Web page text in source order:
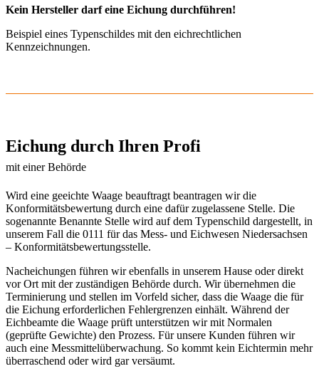
Kein Hersteller darf eine Eichung durchführen!
Beispiel eines Typenschildes mit den eichrechtlichen
Kennzeichnungen.
Eichung durch Ihren Profi
mit einer Behörde
Wird eine geeichte Waage beauftragt beantragen wir die
Konformitätsbewertung durch eine dafür zugelassene Stelle. Die
sogenannte Benannte Stelle wird auf dem Typenschild dargestellt, in
unserem Fall die 0111 für das Mess- und Eichwesen Niedersachsen
– Konformitätsbewertungsstelle.
Nacheichungen führen wir ebenfalls in unserem Hause oder direkt
vor Ort mit der zuständigen Behörde durch. Wir übernehmen die
Terminierung und stellen im Vorfeld sicher, dass die Waage die für
die Eichung erforderlichen Fehlergrenzen einhält. Während der
Eichbeamte die Waage prüft unterstützen wir mit Normalen
(geprüfte Gewichte) den Prozess. Für unsere Kunden führen wir
auch eine Messmittelüberwachung. So kommt kein Eichtermin mehr
überraschend oder wird gar versäumt.